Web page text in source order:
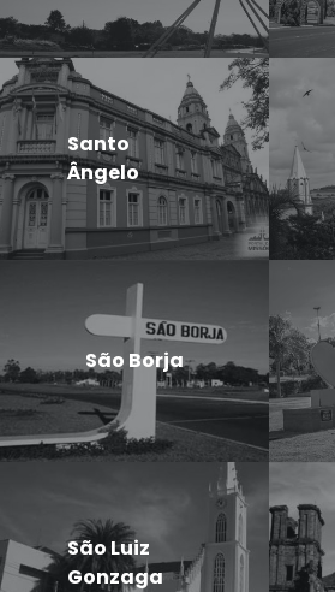
Santo
Ângelo
São Borja
São Luiz
Gonzaga